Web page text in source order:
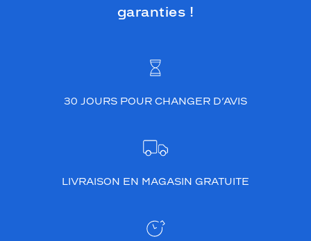
garanties !
30 JOURS POUR CHANGER D’AVIS
LIVRAISON EN MAGASIN GRATUITE